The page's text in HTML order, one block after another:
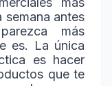
semana antes
más
es. La única
es hacer
que te